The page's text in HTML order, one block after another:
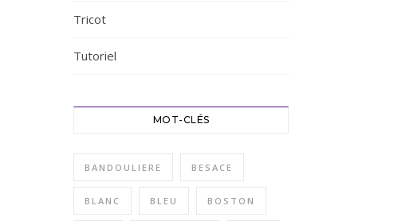
Tricot
Tutoriel
MOT-CLÉS
BANDOULIERE BESACE
BLANC BLEU BOSTON